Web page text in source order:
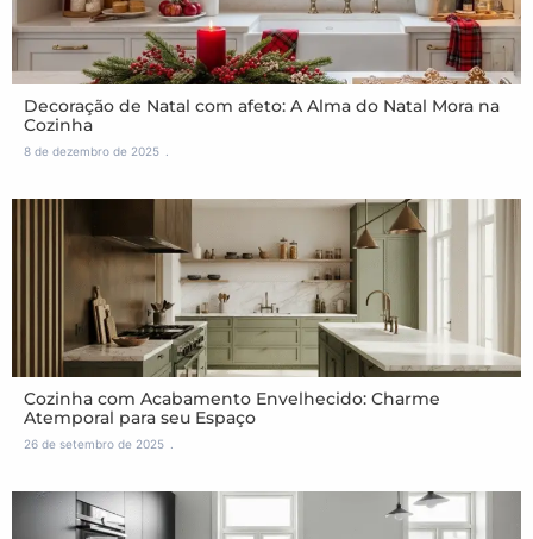
Decoração de Natal com afeto: A Alma do Natal Mora na
Cozinha
8 de dezembro de 2025
Cozinha com Acabamento Envelhecido: Charme
Atemporal para seu Espaço
26 de setembro de 2025